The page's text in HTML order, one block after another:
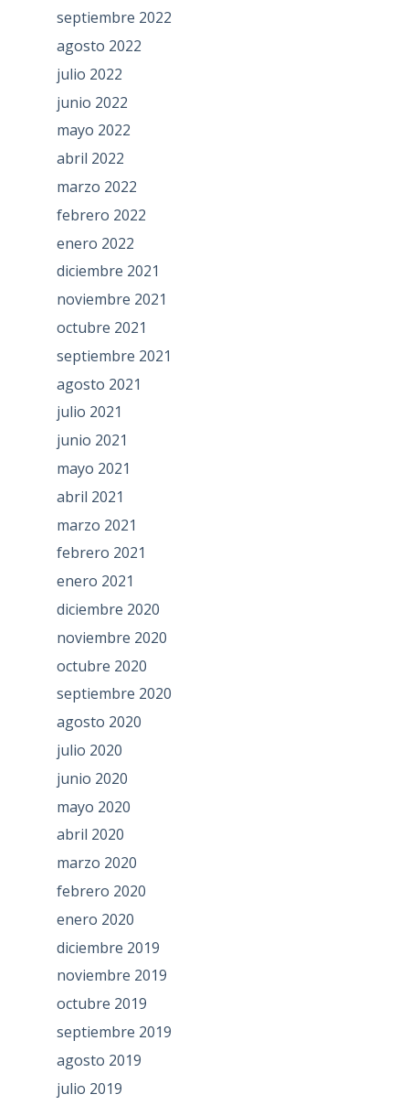
septiembre 2022
agosto 2022
julio 2022
junio 2022
mayo 2022
abril 2022
marzo 2022
febrero 2022
enero 2022
diciembre 2021
noviembre 2021
octubre 2021
septiembre 2021
agosto 2021
julio 2021
junio 2021
mayo 2021
abril 2021
marzo 2021
febrero 2021
enero 2021
diciembre 2020
noviembre 2020
octubre 2020
septiembre 2020
agosto 2020
julio 2020
junio 2020
mayo 2020
abril 2020
marzo 2020
febrero 2020
enero 2020
diciembre 2019
noviembre 2019
octubre 2019
septiembre 2019
agosto 2019
julio 2019